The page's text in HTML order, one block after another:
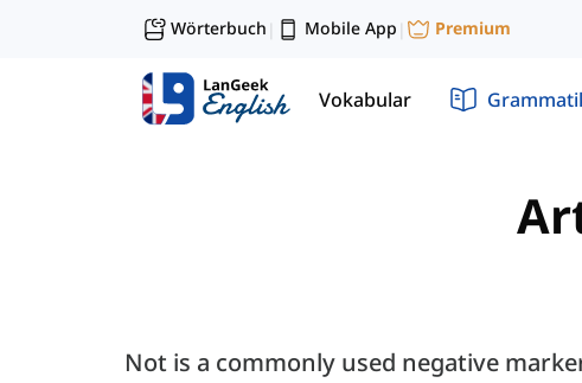
Wörterbuch | Mobile App | Premium
Vokabular
Not is a commonly used negative